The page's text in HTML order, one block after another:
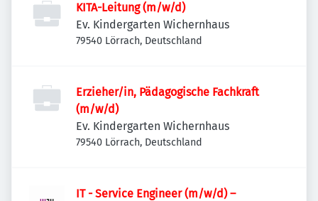
KITA-Leitung (m/w/d)
Ev. Kindergarten Wichernhaus
79540 Lörrach, Deutschland
Erzieher/in, Pädagogische Fachkraft
(m/w/d)
Ev. Kindergarten Wichernhaus
79540 Lörrach, Deutschland
IT - Service Engineer (m/w/d) –